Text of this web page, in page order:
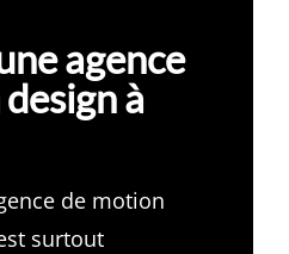
agence
à
de motion
surtout